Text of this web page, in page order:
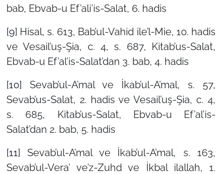
bab, Ebvab-u Ef’ali’is-Salat, 6. hadis
[9] Hisal, s. 613, Bab’ul-Vahid ile’l-Mie, 10. hadis
ve Vesail’uş-Şia, c. 4, s. 687, Kitab’us-Salat,
Ebvab-u Ef’al’is-Salat’dan 3. bab, 4. hadis
[10] Sevab’ul-A’mal ve İkab’ul-A’mal, s. 57,
Sevab’us-Salat, 2. hadis ve Vesail’uş-Şia, c. 4,
s. 685, Kitab’us-Salat, Ebvab-u Ef’al’is-
Salat’dan 2. bab, 5. hadis
[11] Sevab’ul-A’mal ve İkab’ul-A’mal, s. 163,
Sevab’ul-Vera’ ve’z-Zuhd ve İkbal ilallah, 1.